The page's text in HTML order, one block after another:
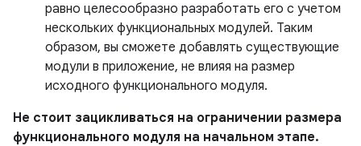
равно целесообразно разработать его с учетом
нескольких функциональных модулей. Таким
образом, вы сможете добавлять существующие
модули в приложение, не влияя на размер
исходного функционального модуля.
Не стоит зацикливаться на ограничении размера
функционального модуля на начальном этапе.